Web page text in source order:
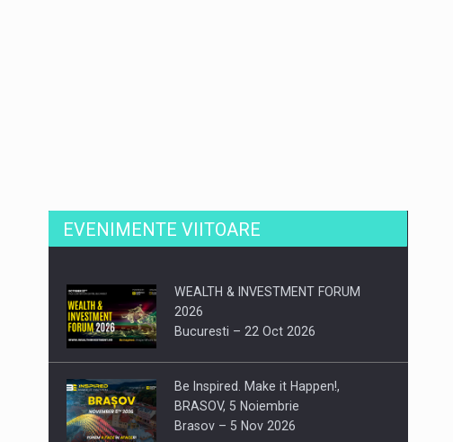
EVENIMENTE VIITOARE
WEALTH & INVESTMENT FORUM
2026
Bucuresti – 22 Oct 2026
Be Inspired. Make it Happen!,
BRASOV, 5 Noiembrie
Brasov – 5 Nov 2026